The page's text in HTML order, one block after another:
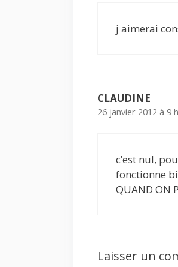
j aimerai
CLAUDINE
26 janvier 2012 à 9
c’est nul,
fonctionne
QUAND ON
Laisser un